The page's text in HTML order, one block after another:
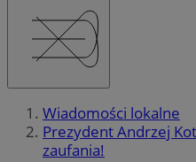
Wiadomości lokalne
Prezydent Andrzej
zaufania!